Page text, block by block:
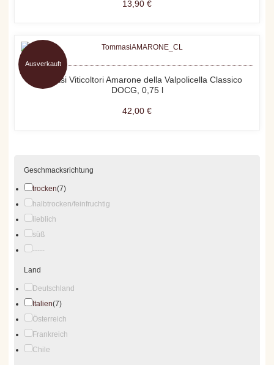
13,90 €
Ausverkauft
Tommasi Viticoltori Amarone della Valpolicella Classico
DOCG, 0,75 l
42,00 €
Geschmacksrichtung
trocken(7)
halbtrocken/feinfruchtig
lieblich
süß
-----
Land
Deutschland
Italien(7)
Österreich
Frankreich
Chile